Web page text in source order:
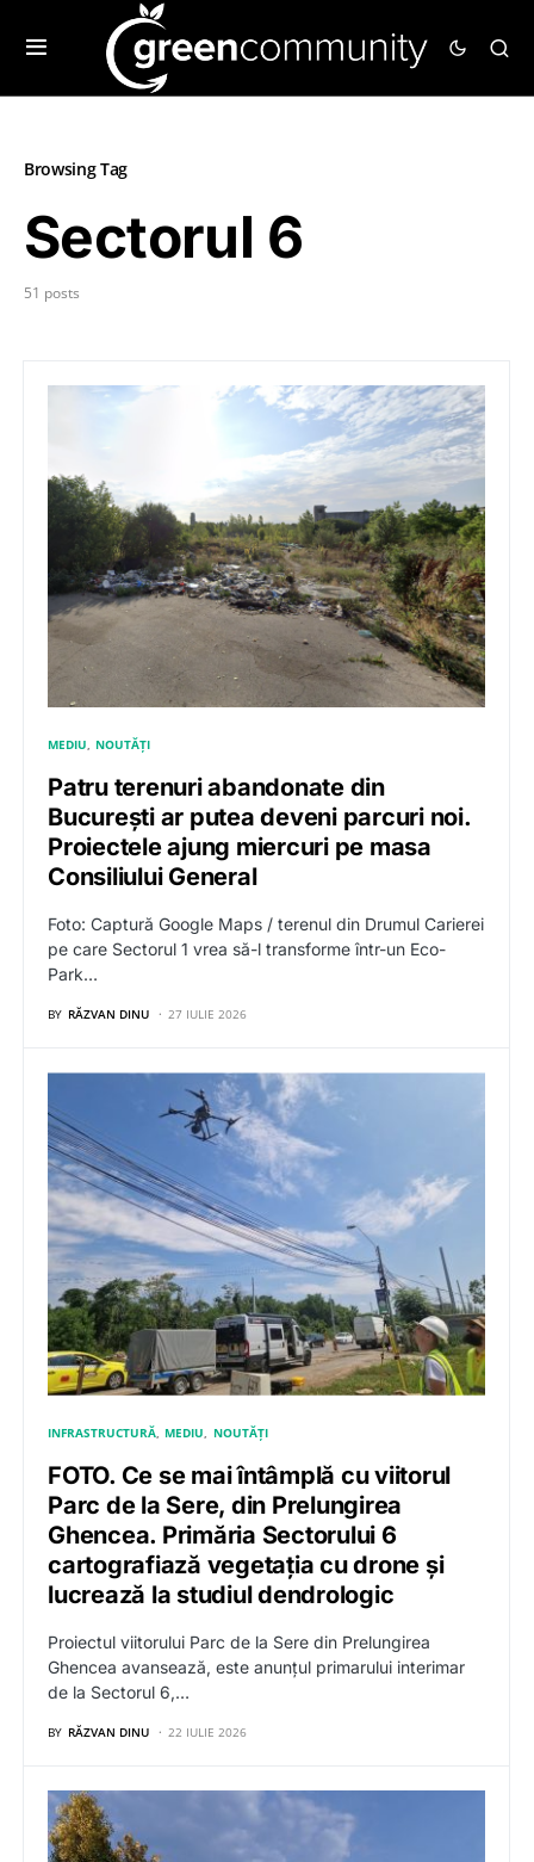
Browsing Tag
Sectorul 6
51 posts
MEDIU NOUTĂȚI
Patru terenuri abandonate din
București ar putea deveni parcuri noi.
Proiectele ajung miercuri pe masa
Consiliului General
Foto: Captură Google Maps / terenul din Drumul Carierei
pe care Sectorul 1 vrea să-l transforme într-un Eco-
Park…
BY RĂZVAN DINU 27 IULIE 2026
INFRASTRUCTURĂ MEDIU NOUTĂȚI
FOTO. Ce se mai întâmplă cu viitorul
Parc de la Sere, din Prelungirea
Ghencea. Primăria Sectorului 6
cartografiază vegetația cu drone și
lucrează la studiul dendrologic
Proiectul viitorului Parc de la Sere din Prelungirea
Ghencea avansează, este anunțul primarului interimar
de la Sectorul 6,…
BY RĂZVAN DINU 22 IULIE 2026